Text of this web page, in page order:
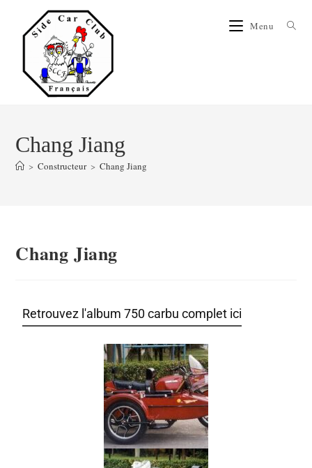
Menu
Chang Jiang
> Constructeur > Chang Jiang
Chang Jiang
Retrouvez l'album 750 carbu complet ici